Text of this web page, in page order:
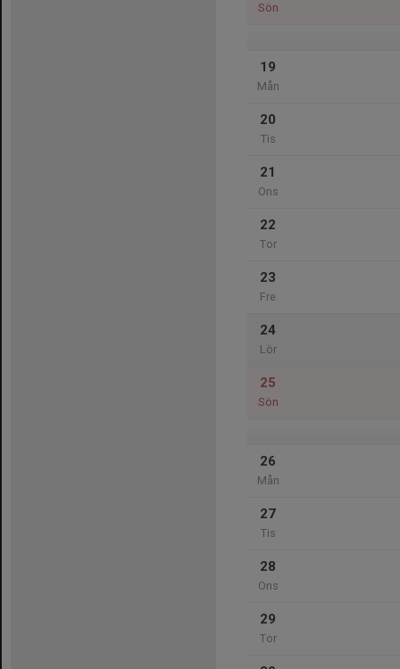
Sön
19
Mån
20
Tis
21
Ons
22
Tor
23
Fre
24
Lör
25
Sön
26
Mån
27
Tis
28
Ons
29
Tor